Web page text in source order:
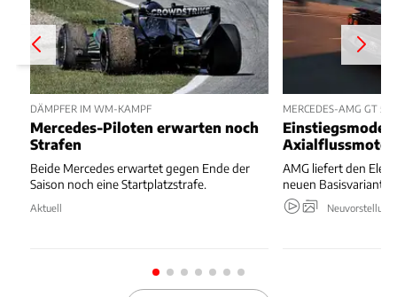
DÄMPFER IM WM-KAMPF
Mercedes-Piloten erwarten noch
Strafen
Beide Mercedes erwartet gegen Ende der
Saison noch eine Startplatzstrafe.
Aktuell
MERCEDES-AMG GT 53
Einstiegsmodell
AMG liefert den
neuen Basisvariante.